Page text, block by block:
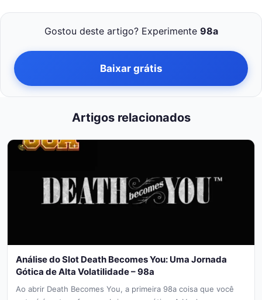
Gostou deste artigo? Experimente 98a
Baixar grátis
Artigos relacionados
Análise do Slot Death Becomes You: Uma Jornada
Gótica de Alta Volatilidade – 98a
Ao abrir Death Becomes You, a primeira 98a coisa que você